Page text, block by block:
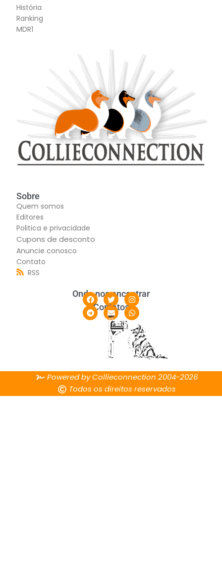
História
Ranking
MDR1
Sobre
Quem somos
Editores
Politica e privacidade
Cupons de desconto
Anuncie conosco
Contato
RSS
Onde nos encontrar
Contatos
Powered by Collieconnection 2004-2026
Todos os direitos reservados